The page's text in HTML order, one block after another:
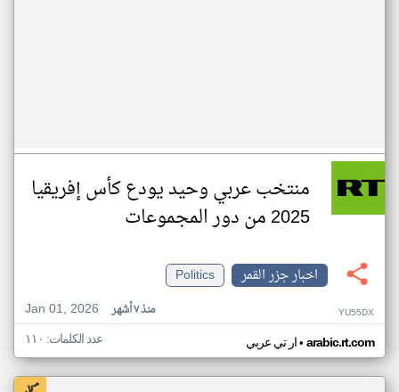
منتخب عربي وحيد يودع كأس إفريقيا
2025 من دور المجموعات
اخبار جزر القمر
Politics
Jan 01, 2026
منذ ٧ أشهر YU55DX
ار تي عربي• arabic.rt.com عدد الكلمات: ١١٠